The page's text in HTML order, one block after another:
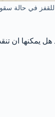
للقفز في حالة
يمكنها ان